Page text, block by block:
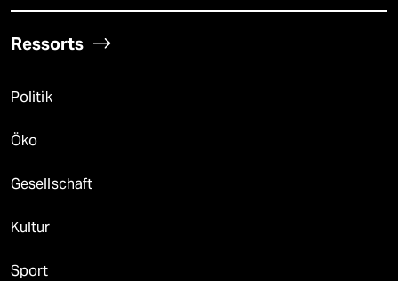
Ressorts
Politik
Öko
Gesellschaft
Kultur
Sport